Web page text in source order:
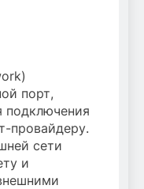
порт,
подключения
провайдеру.
сети
и